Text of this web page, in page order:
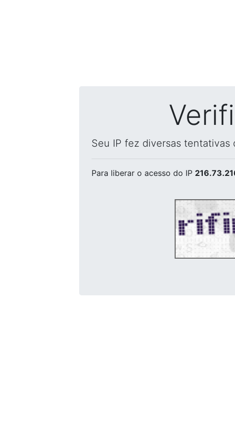
Seu IP fez diversas
Para liberar o acesso do IP